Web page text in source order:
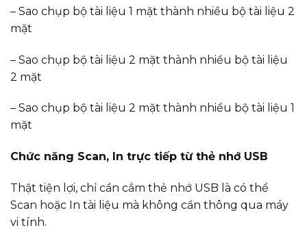
– Sao chụp bộ tài liệu 1 mặt thành nhiều bộ tài liệu 2
mặt
– Sao chụp bộ tài liệu 2 mặt thành nhiều bộ tài liệu
2 mặt
– Sao chụp bộ tài liệu 2 mặt thành nhiều bộ tài liệu 1
mặt
Chức năng Scan, In trực tiếp từ thẻ nhớ USB
Thật tiện lợi, chỉ cần cắm thẻ nhớ USB là có thể
Scan hoặc In tài liệu mà không cần thông qua máy
vi tính.